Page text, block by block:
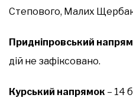
Степового, Малих
Придніпровський
дій не зафіксовано.
Курський напрямок – 14